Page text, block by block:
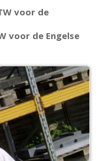
voor de
voor de Engelse